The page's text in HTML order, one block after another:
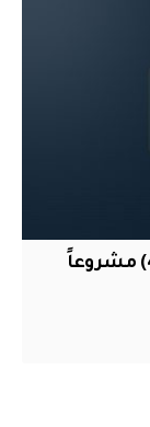
الداخلية: إجراء تحقيق قضائي في (433) مشروعاً